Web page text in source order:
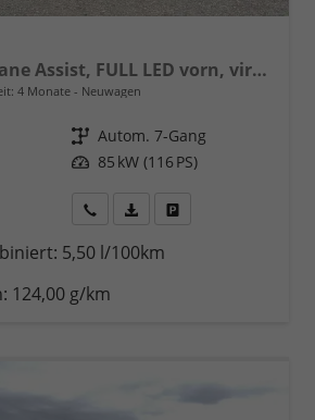
Extra Front + Lane Assist, FULL LED vorn, virtuelles Cockpit, manuelle Klima, Parksensoren hinten, ISOFIX, el. Fensterheber vorn uvm.
4 Monate Neuwagen
Getriebe Autom. 7-Gang
Leistung 85 kW (116 PS)
anfordern
Datei,
5,50 l/100km
124,00 g/km